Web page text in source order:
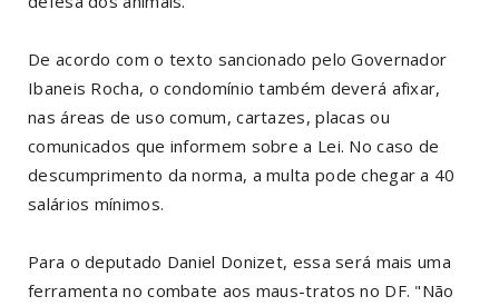
De acordo com o texto sancionado pelo Governador
Ibaneis Rocha, o condomínio também deverá afixar,
nas áreas de uso comum, cartazes, placas ou
comunicados que informem sobre a Lei. No caso de
descumprimento da norma, a multa pode chegar a 40
salários mínimos.
Para o deputado Daniel Donizet, essa será mais uma
ferramenta no combate aos maus-tratos no DF. "Não